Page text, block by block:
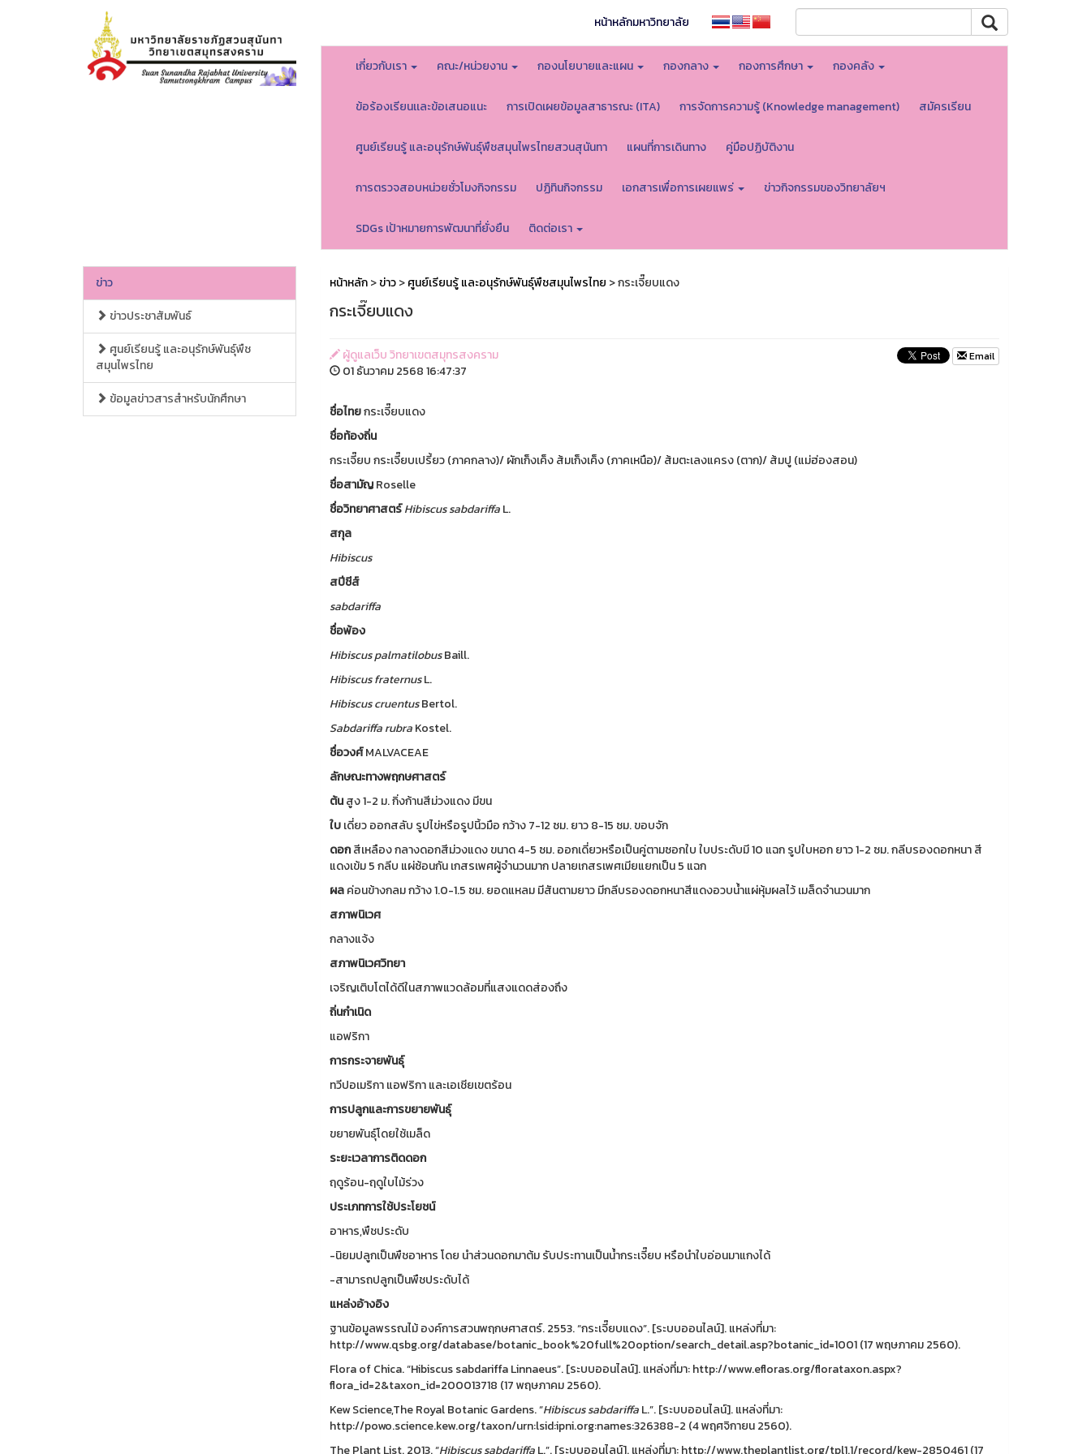
หน้าหลักมหาวิทยาลัย
เกี่ยวกับเรา คณะ/หน่วยงาน กองนโยบายและแผน กองกลาง กองการศึกษา กองคลัง
ข้อร้องเรียนเเละข้อเสนอแนะ การเปิดเผยข้อมูลสาธารณะ (ITA) การจัดการความรู้ (Knowledge management) สมัครเรียน
ศูนย์เรียนรู้ และอนุรักษ์พันธุ์พืชสมุนไพรไทยสวนสุนันทา แผนที่การเดินทาง คู่มือปฏิบัติงาน
การตรวจสอบหน่วยชั่วโมงกิจกรรม ปฏิทินกิจกรรม เอกสารเพื่อการเผยแพร่ ข่าวกิจกรรมของวิทยาลัยฯ
SDGs เป้าหมายการพัฒนาที่ยั่งยืน ติดต่อเรา
ข่าว
ข่าวประชาสัมพันธ์
ศูนย์เรียนรู้ และอนุรักษ์พันธุ์พืช
สมุนไพรไทย
ข้อมูลข่าวสารสำหรับนักศึกษา
หน้าหลัก>ข่าว>ศูนย์เรียนรู้ และอนุรักษ์พันธุ์พืชสมุนไพรไทย > กระเจี๊ยบแดง
กระเจี๊ยบแดง
ผู้ดูแลเว็บ วิทยาเขตสมุทรสงคราม
01 ธันวาคม 2568 16:47:37
Email
ชื่อไทยกระเจี๊ยบแดง
ชื่อท้องถิ่น
กระเจี๊ยบ กระเจี๊ยบเปรี้ยว (ภาคกลาง)/ ผักเก็งเค็ง ส้มเก็งเค็ง (ภาคเหนือ)/ ส้มตะเลงแครง (ตาก)/ ส้มปู (แม่ฮ่องสอน)
ชื่อสามัญRoselle
ชื่อวิทยาศาสตร์Hibiscus sabdariffaL.
สกุล
Hibiscus
สปีชีส์
sabdariffa
ชื่อพ้อง
HibiscuspalmatilobusBaill.
Hibiscus fraternusL.
Hibiscus cruentusBertol.
Sabdariffa rubraKostel.
ชื่อวงศ์MALVACEAE
ลักษณะทางพฤกษศาสตร์
ต้นสูง 1-2 ม. กิ่งก้านสีม่วงแดง มีขน
ใบเดี่ยว ออกสลับ รูปไข่หรือรูปนิ้วมือ กว้าง 7-12 ซม. ยาว 8-15 ซม. ขอบจัก
ดอกสีเหลือง กลางดอกสีม่วงแดง ขนาด 4-5 ซม. ออกเดี่ยวหรือเป็นคู่ตามซอกใบ ใบประดับมี 10 แฉก รูปใบหอก ยาว 1-2 ซม. กลีบรองดอกหนา สี
แดงเข้ม 5 กลีบ แผ่ซ้อนกัน เกสรเพศผู้จำนวนมาก ปลายเกสรเพศเมียแยกเป็น 5 แฉก
ผลค่อนข้างกลม กว้าง 1.0-1.5 ซม. ยอดแหลม มีสันตามยาว มีกลีบรองดอกหนาสีแดงอวบน้ำแผ่หุ้มผลไว้ เมล็ดจำนวนมาก
สภาพนิเวศ
กลางแจ้ง
สภาพนิเวศวิทยา
เจริญเติบโตได้ดีในสภาพแวดล้อมที่แสงแดดส่องถึง
ถิ่นกำเนิด
แอฟริกา
การกระจายพันธุ์
ทวีปอเมริกา แอฟริกา และเอเชียเขตร้อน
การปลูกและการขยายพันธุ์
ขยายพันธุ์โดยใช้เมล็ด
ระยะเวลาการติดดอก
ฤดูร้อน-ฤดูใบไม้ร่วง
ประเภทการใช้ประโยชน์
อาหาร,พืชประดับ
-นิยมปลูกเป็นพืชอาหาร โดย นำส่วนดอกมาต้ม รับประทานเป็นน้ำกระเจี๊ยบ หรือนำใบอ่อนมาแกงได้
-สามารถปลูกเป็นพืชประดับได้
แหล่งอ้างอิง
ฐานข้อมูลพรรณไม้ องค์การสวนพฤกษศาสตร์. 2553. “กระเจี๊ยบแดง”. [ระบบออนไลน์]. แหล่งที่มา:
http://www.qsbg.org/database/botanic_book%20full%20option/search_detail.asp?botanic_id=1001 (17 พฤษภาคม 2560).
Flora of Chica. “Hibiscus sabdariffa Linnaeus”. [ระบบออนไลน์]. แหล่งที่มา: http://www.efloras.org/florataxon.aspx?
flora_id=2&taxon_id=200013718 (17 พฤษภาคม 2560).
Kew Science,The Royal Botanic Gardens. “Hibiscus sabdariffaL.”. [ระบบออนไลน์]. แหล่งที่มา:
http://powo.science.kew.org/taxon/urn:lsid:ipni.org:names:326388-2 (4 พฤศจิกายน 2560).
The Plant List. 2013. “Hibiscus sabdariffaL.”. [ระบบออนไลน์]. แหล่งที่มา: http://www.theplantlist.org/tpl1.1/record/kew-2850461 (17